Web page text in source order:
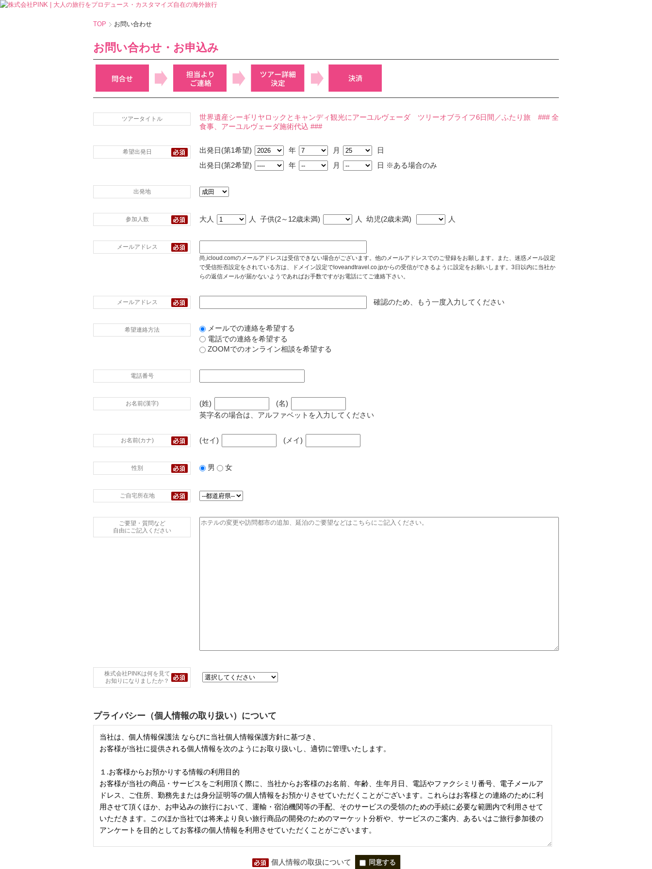
TOP お問い合わせ
お問い合わせ・お申込み
ツアータイトル
世界遺産シーギリヤロックとキャンディ観光にアーユルヴェーダ ツリーオブライフ6日間／ふたり旅 ### 全
食事、アーユルヴェーダ施術代込 ###
希望出発日 出発日(第1希望) 年 月
日
出発日(第2希望)
年 月 日 ※ある場合のみ
出発地
参加人数 大人 人 子供(2～12歳未満) 人 幼児(2歳未満) 人
メールアドレス
尚,icloud.comのメールアドレスは受信できない場合がございます。他のメールアドレスでのご登録をお願します。また、迷惑メール設定
で受信拒否設定をされている方は、ドメイン設定でloveandtravel.co.jpからの受信ができるように設定をお願いします。3日以内に当社か
らの返信メールが届かないようであればお手数ですがお電話にてご連絡下さい。
メールアドレス 確認のため、もう一度入力してください
希望連絡方法
メールでの連絡を希望する
電話での連絡を希望する
ZOOMでのオンライン相談を希望する
電話番号
お名前(漢字) (姓)
(名)
英字名の場合は、アルファベットを入力してください
お名前(カナ) (セイ) (メイ)
性別 男 女
ご自宅所在地
ご要望・質問など
自由にご記入ください
株式会社PINKは何を見て
お知りになりましたか？
プライバシー（個人情報の取り扱い）について
個人情報の取扱について 同意する